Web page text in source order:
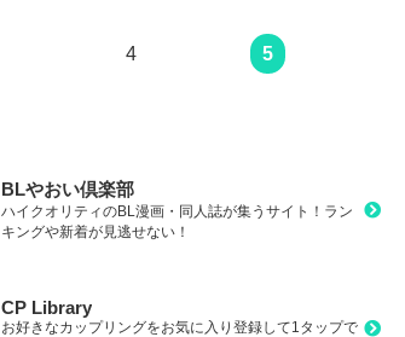
4 5
BLやおい倶楽部
ハイクオリティのBL漫画・同人誌が集うサイト！ラン
キングや新着が見逃せない！
CP Library
お好きなカップリングをお気に入り登録して1タップで